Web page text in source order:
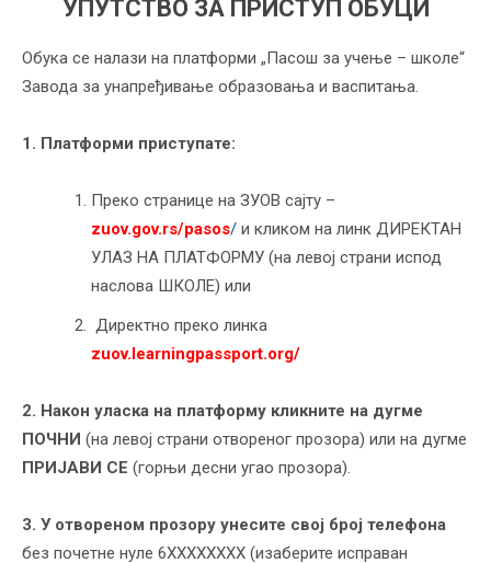
УПУТСТВО ЗА ПРИСТУП ОБУЦИ
Обука се налази на платформи „Пасош за учење – школе“
Завода за унапређивање образовања и васпитања.
1. Платформи приступате:
Преко странице на ЗУОВ сајту –
zuov.gov.rs/pasos/ и кликом на линк ДИРЕКТАН
УЛАЗ НА ПЛАТФОРМУ (на левој страни испод
наслова ШКОЛЕ) или
Директно преко линка
zuov.learningpassport.org/
2. Након уласка на платформу кликните на дугме
ПОЧНИ (на левој страни отвореног прозора) или на дугме
ПРИЈАВИ СЕ (горњи десни угао прозора).
3. У отвореном прозору унесите свој број телефона
без почетне нуле 6XXXXXXXX (изаберите исправан